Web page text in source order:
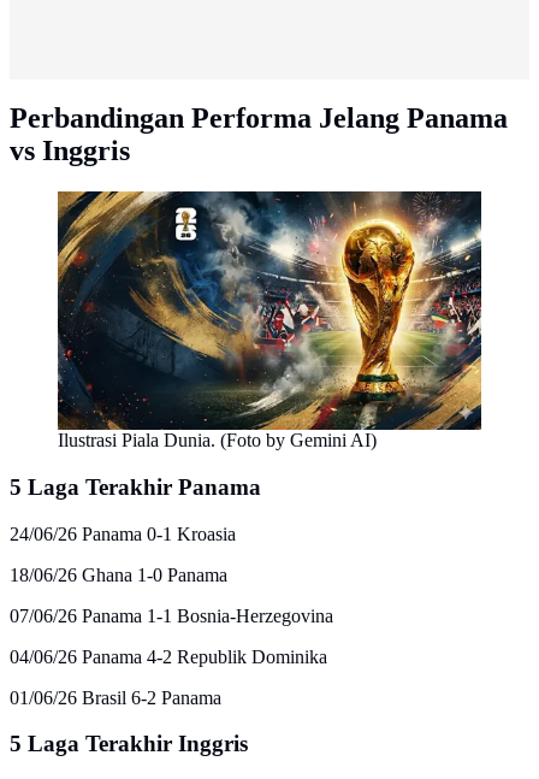
Perbandingan Performa Jelang Panama
vs Inggris
Ilustrasi Piala Dunia. (Foto by Gemini AI)
5 Laga Terakhir Panama
24/06/26 Panama 0-1 Kroasia
18/06/26 Ghana 1-0 Panama
07/06/26 Panama 1-1 Bosnia-Herzegovina
04/06/26 Panama 4-2 Republik Dominika
01/06/26 Brasil 6-2 Panama
5 Laga Terakhir Inggris